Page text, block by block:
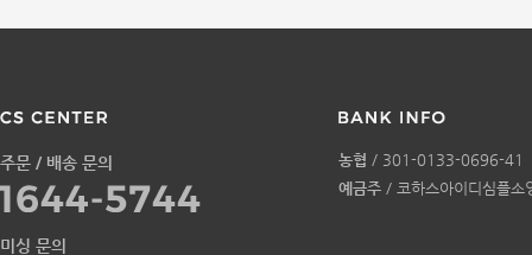
주문 / 배송 문의
미싱 문의
농협 / 301-0133-0696-41
예금주 / 코하스아이디심플소